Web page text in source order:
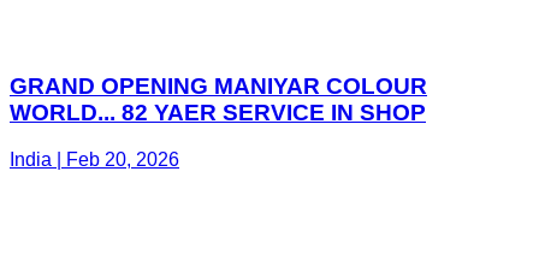
GRAND OPENING MANIYAR COLOUR
WORLD... 82 YAER SERVICE IN SHOP
India | Feb 20, 2026